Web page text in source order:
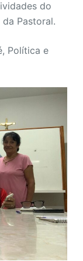
do
Pastoral.
Política e